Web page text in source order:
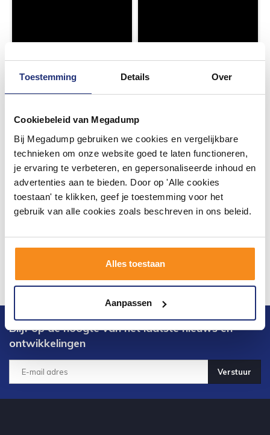
Toestemming Details Over
Cookiebeleid van Megadump
Bij Megadump gebruiken we cookies en vergelijkbare
technieken om onze website goed te laten functioneren,
je ervaring te verbeteren, en gepersonaliseerde inhoud en
advertenties aan te bieden. Door op 'Alle cookies
toestaan' te klikken, geef je toestemming voor het
gebruik van alle cookies zoals beschreven in ons beleid.
Alles toestaan
Aanpassen
Blijf op de hoogte van het laatste nieuws en
ontwikkelingen
Verstuur